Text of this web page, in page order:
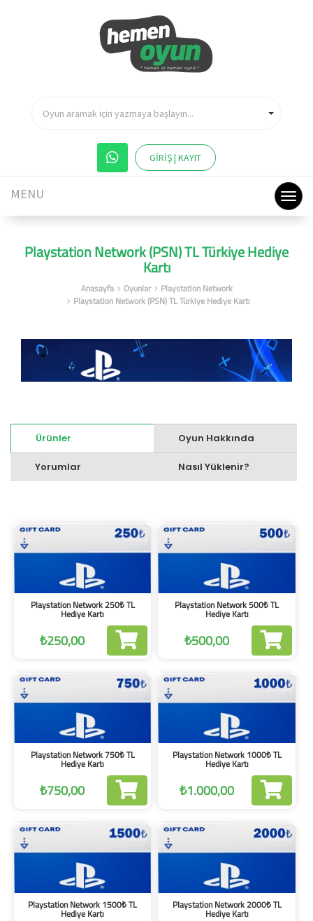
Oyun aramak için yazmaya başlayın...
GİRİŞ | KAYIT
MENU
Playstation Network (PSN) TL Türkiye Hediye
Kartı
Anasayfa Oyunlar
Playstation Network
Playstation Network (PSN) TL Türkiye Hediye Kartı
Ürünler Oyun Hakkında
Yorumlar Nasıl Yüklenir?
Playstation Network 250₺ TL
Hediye Kartı
₺250,00
Playstation Network 500₺ TL
Hediye Kartı
₺500,00
Playstation Network 750₺ TL
Hediye Kartı
₺750,00
Playstation Network 1000₺ TL
Hediye Kartı
₺1.000,00
Playstation Network 1500₺ TL
Hediye Kartı
Playstation Network 2000₺ TL
Hediye Kartı